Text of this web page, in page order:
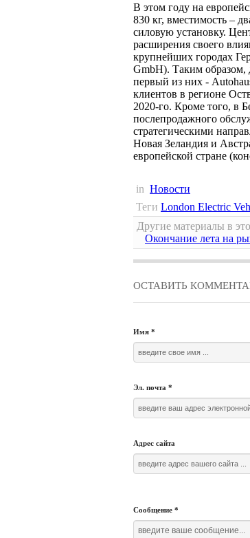
В этом году на
830 кг, вместимость –
силовую установку.
расширения своего
крупнейших городах
GmbH). Таким образом,
первый из них -
клиентов в регионе
2020-го. Кроме того, в
послепродажного
стратегическими
Новая Зеландия и
европейской стране
in Новости
Теги London Electric
Другие материалы в
Окончание лета на
ОСТАВИТЬ
Имя *
Эл. почта *
Адрес сайта
Сообщение *